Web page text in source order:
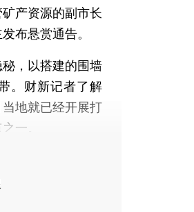
产资源的副市长
布悬赏通告。
，以搭建的围墙
。财新记者了解
地就已经开展打
一。